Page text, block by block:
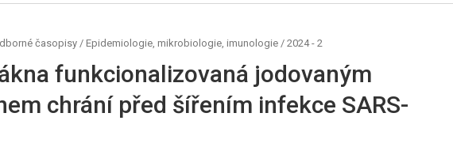
časopisy / Epidemiologie, mikrobiologie, imunologie / 2024 - 2
funkcionalizovaná jodovaným
chrání před šířením infekce SARS-